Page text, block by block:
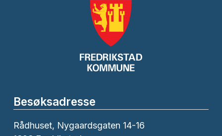
Besøksadresse
Rådhuset, Nygaardsgaten 14-16